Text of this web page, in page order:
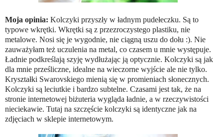
Moja opinia: Kolczyki przyszły w ładnym pudełeczku. Są to
typowe wkrętki. Wkrętki są z przezroczystego plastiku, nie
metalowe. Nosi się je wygodnie, nie ciągną uszu do dołu :). Nie
zauważyłam też uczulenia na metal, co czasem u mnie występuje.
Ładnie podkreślają szyję wydłużając ją optycznie. Kolczyki są jak
dla mnie prześliczne, idealne na wieczorne wyjście ale nie tylko.
Kryształki Swarovskiego mienią się w promieniach słonecznych.
Kolczyki są leciutkie i bardzo subtelne. Czasami jest tak, że na
stronie internetowej biżuteria wygląda ładnie, a w rzeczywistości
nieciekawie. Tutaj na szczęście kolczyki są identyczne jak na
zdjęciach w sklepie internetowym.